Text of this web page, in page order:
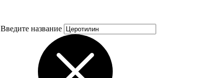
Введите название